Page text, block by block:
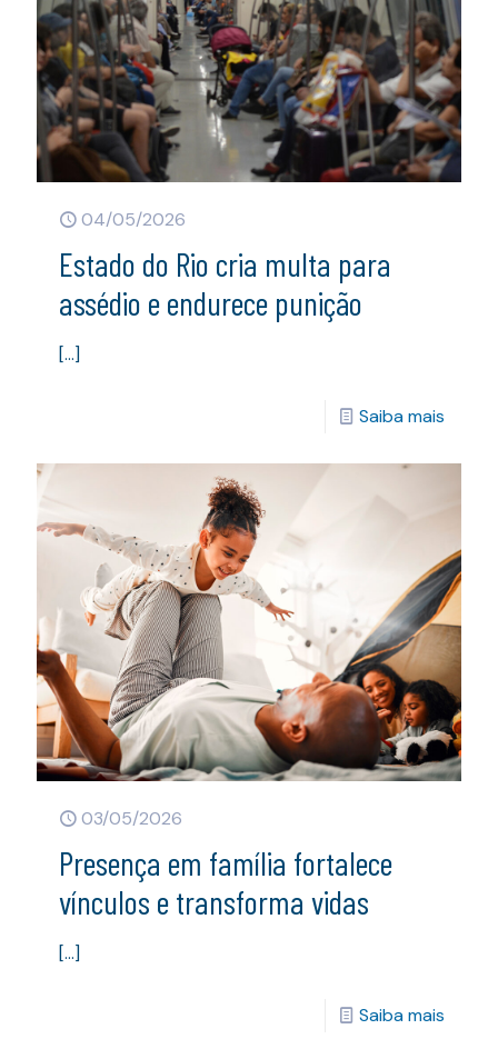
04/05/2026
Estado do Rio cria multa para
assédio e endurece punição
[…]
Saiba mais
03/05/2026
Presença em família fortalece
vínculos e transforma vidas
[…]
Saiba mais